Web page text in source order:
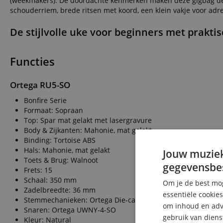
schouderriem, brede ritsen met koord, een klein vakje voor
De stijlvolle uke voor beginners met
Functies
Ortega RU5-SO
Bonfire Serie
Formaat: Sopraan
Top: Spar mat gelakt met lasergravure
Body & Zijkanten: Mahonie, mat gelakt
Binding: Tortoise ABS
Hals: Mahonie, mat gelakt
Toets & Brug: Walnoot
Frets: 15
Schaal: 350 mm
Zadelbreedte: 36 mm
Stemmechanieken: Ortega Die-cast Chroom
Snaren: Ortega UWNY-4-SO
Kleur: Natural
Jouw
Om je de best
essentiële
om inhoud en
gebruik van